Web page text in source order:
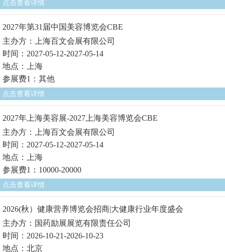
点击查看详情
2027年第31届中国美容博览会CBE
主办方：上海百文会展有限公司
时间：2027-05-12-2027-05-14
地点：上海
参展费1：其他
点击查看详情
2027年上海美容展-2027上海美容博览会CBE
主办方：上海百文会展有限公司
时间：2027-05-12-2027-05-14
地点：上海
参展费1：10000-20000
点击查看详情
2026(秋）健康营养博览会招商|大健康行业年度盛会
主办方：国药励展展览有限责任公司
时间：2026-10-21-2026-10-23
地点：北京